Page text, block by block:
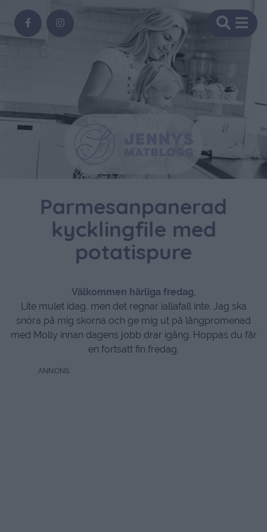
Parmesanpanerad
kycklingfile med
potatispure
Välkommen härliga fredag,
Lite mulet idag, men det regnar iallafall inte. Jag ska
snöra på mig skorna och ge mig ut på långpromenad
med Molly innan dagens jobb drar igång. Hoppas du får
en fortsatt fin fredag.